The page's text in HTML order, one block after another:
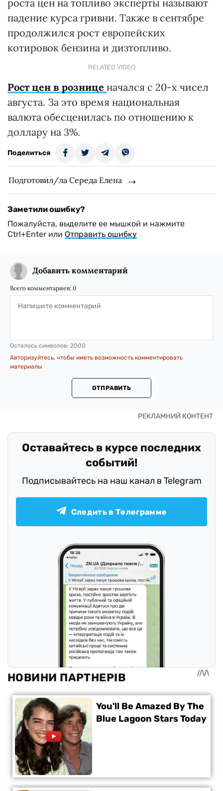
роста цен на топливо эксперты называют
падение курса гривни. Также в сентябре
продолжился рост европейских
котировок бензина и дизтопливо.
RELATED VIDEO
Рост цен в рознице начался с 20-х чисел
августа. За это время национальная
валюта обесценилась по отношению к
доллару на 3%.
Поделиться
Подготовил/ла Середа Елена
Заметили ошибку?
Пожалуйста, выделите ее мышкой и нажмите
Ctrl+Enter или Отправить ошибку
Добавить комментарий
Всего комментариев: 0
Осталось символов: 2000
Авторизуйтесь, чтобы иметь возможность комментировать
материалы
ОТПРАВИТЬ
Оставайтесь в курсе последних
событий!
Подписывайтесь на наш канал в Telegram
Следить в Телеграмме